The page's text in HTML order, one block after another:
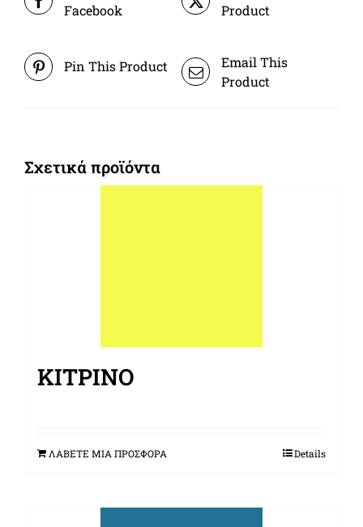
Facebook
Product
Pin This Product
Email This
Product
Σχετικά προϊόντα
ΚΊΤΡΙΝΟ
ΛΑΒΕΤΕ ΜΙΑ ΠΡΟΣΦΟΡΑ Details